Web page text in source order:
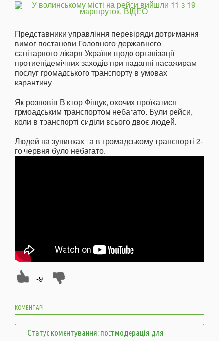
Представники управління перевіряди дотримання
вимог постанови Головного державного
санітарного лікаря України щодо організації
протиепідемічних заходів при наданні пасажирам
послуг громадського транспорту в умовах
карантину.
Як розповів Віктор Фіщук, охочих проїхатися
грмоадським транспортом небагато. Були рейси,
коли в транспорті сиділи всього двоє людей.
Людей на зупинках та в громадському транспорті 2-
го червня було небагато.
-9
КОМЕНТАРІ:
Статус коментування: постмодерація для